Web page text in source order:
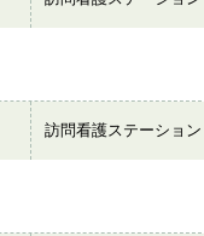
訪問看護ステーション